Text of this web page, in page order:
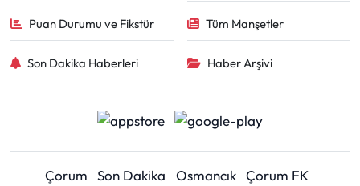
Puan Durumu ve Fikstür Tüm Manşetler
Son Dakika Haberleri Haber Arşivi
Çorum Son Dakika Osmancık Çorum FK